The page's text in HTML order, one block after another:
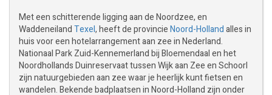
Met een schitterende ligging aan de Noordzee, en
WaddeneilandTexel, heeft de provincieNoord-Hollandalles in
huis voor een hotelarrangement aan zee in Nederland.
Nationaal Park Zuid-Kennemerland bij Bloemendaal en het
Noordhollands Duinreservaat tussen Wijk aan Zee en Schoorl
zijn natuurgebieden aan zee waar je heerlijk kunt fietsen en
wandelen. Bekende badplaatsen in Noord-Holland zijn onder